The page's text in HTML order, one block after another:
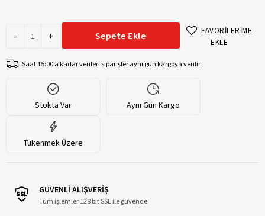
- + Sepete Ekle
FAVORİLERİME
EKLE
Saat 15:00’a kadar verilen siparişler aynı gün kargoya verilir.
Stokta Var Aynı Gün Kargo
Tükenmek Üzere
GÜVENLİ ALIŞVERİŞ
Tüm işlemler 128 bit SSL ile güvende